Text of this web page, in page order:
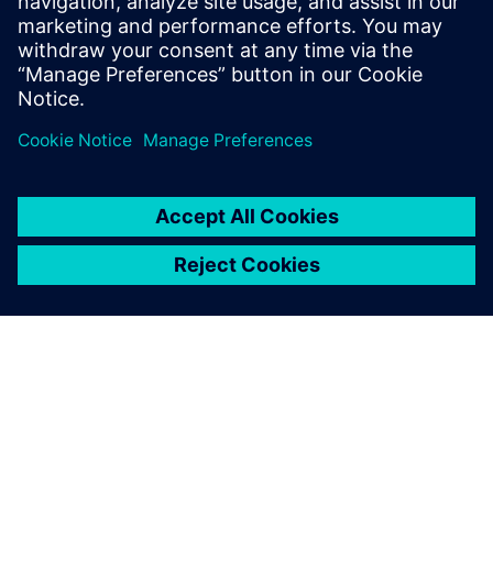
Office LO. „Als wir vor Kurzem eine ähnliche Modifikation
vornehmen mussten, konnte ein einziger Mitarbeiter die
gesamte Teilefamilie innerhalb eines halben Arbeitstags
aktualisieren. Dies entspricht einer Zeitersparnis von 95
Mithilfe von Teamcenter als
einheitliche, zentrale Quelle